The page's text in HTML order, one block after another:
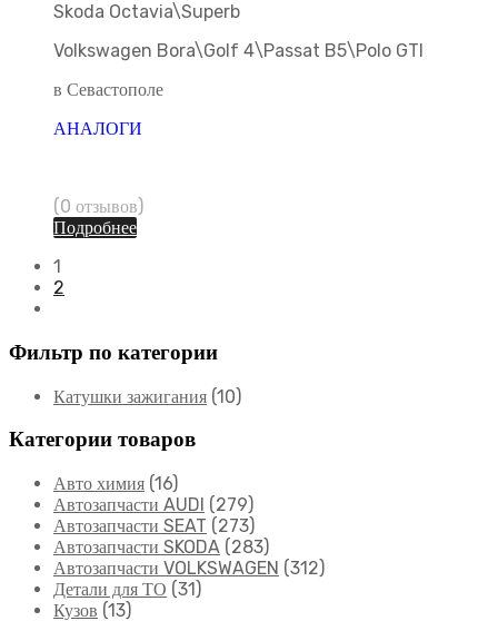
Skoda Octavia\Superb
Volkswagen Bora\Golf 4\Passat B5\Polo GTI
в Севастополе
АНАЛОГИ
(0 отзывов)
Подробнее
1
2
Фильтр по категории
Катушки зажигания (10)
Категории товаров
Авто химия (16)
Автозапчасти AUDI (279)
Автозапчасти SEAT (273)
Автозапчасти SKODA (283)
Автозапчасти VOLKSWAGEN (312)
Детали для ТО (31)
Кузов (13)